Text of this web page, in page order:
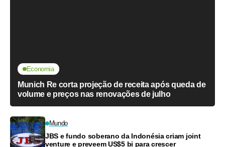
Economia
Munich Re corta projeção de receita após queda de
volume e preços nas renovações de julho
Mundo
JBS e fundo soberano da Indonésia criam joint
venture e preveem US$5 bi para crescer